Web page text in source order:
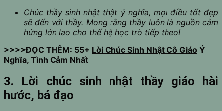
Chúc thầy sinh nhật thật ý nghĩa, mọi điều tốt đẹp
sẽ đến với thầy. Mong rằng thầy luôn là nguồn cảm
hứng lớn lao cho thế hệ học trò tiếp theo!
>>>>ĐỌC THÊM: 55+ Lời Chúc Sinh Nhật Cô Giáo Ý
Nghĩa, Tình Cảm Nhất
3. Lời chúc sinh nhật thầy giáo hài
hước, bá đạo